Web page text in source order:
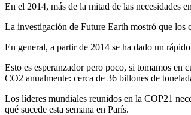
En el 2014, más de la mitad de las necesidades
La investigación de Future Earth mostró que
En general, a partir de 2014 se ha dado un
Esto es esperanzador pero poco, si tomamos en
CO2 anualmente: cerca de 36 billones de
Los líderes mundiales reunidos en la COP21
qué sucede esta semana en París.